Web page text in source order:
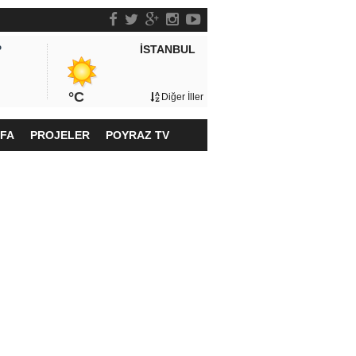
İSTANBUL
°C Diğer İller
PROJELER POYRAZ TV